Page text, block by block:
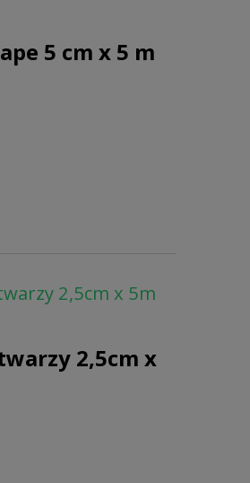
5 cm x 5 m
2,5cm x 5m
twarzy 2,5cm x